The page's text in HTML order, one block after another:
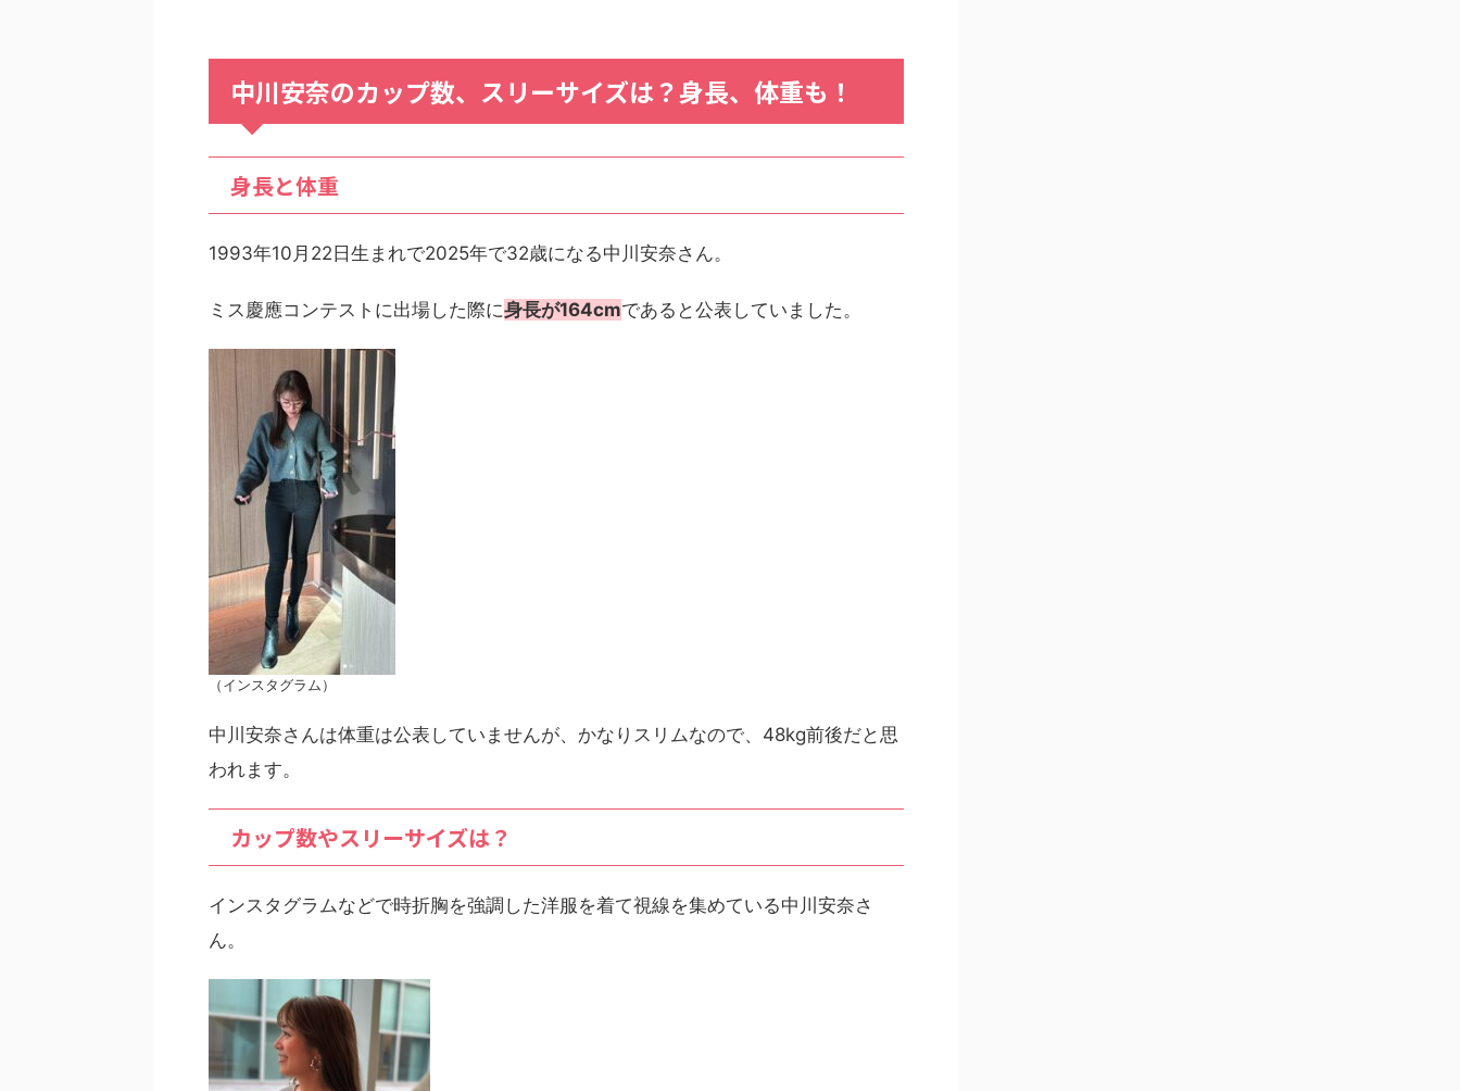
中川安奈のカップ数、スリーサイズは？身長、体重も！
身長と体重
1993年10月22日生まれで2025年で32歳になる中川安奈さん。
ミス慶應コンテストに出場した際に身長が164cmであると公表していました。
（インスタグラム）
中川安奈さんは体重は公表していませんが、かなりスリムなので、48kg前後だと思
われます。
カップ数やスリーサイズは？
インスタグラムなどで時折胸を強調した洋服を着て視線を集めている中川安奈さ
ん。